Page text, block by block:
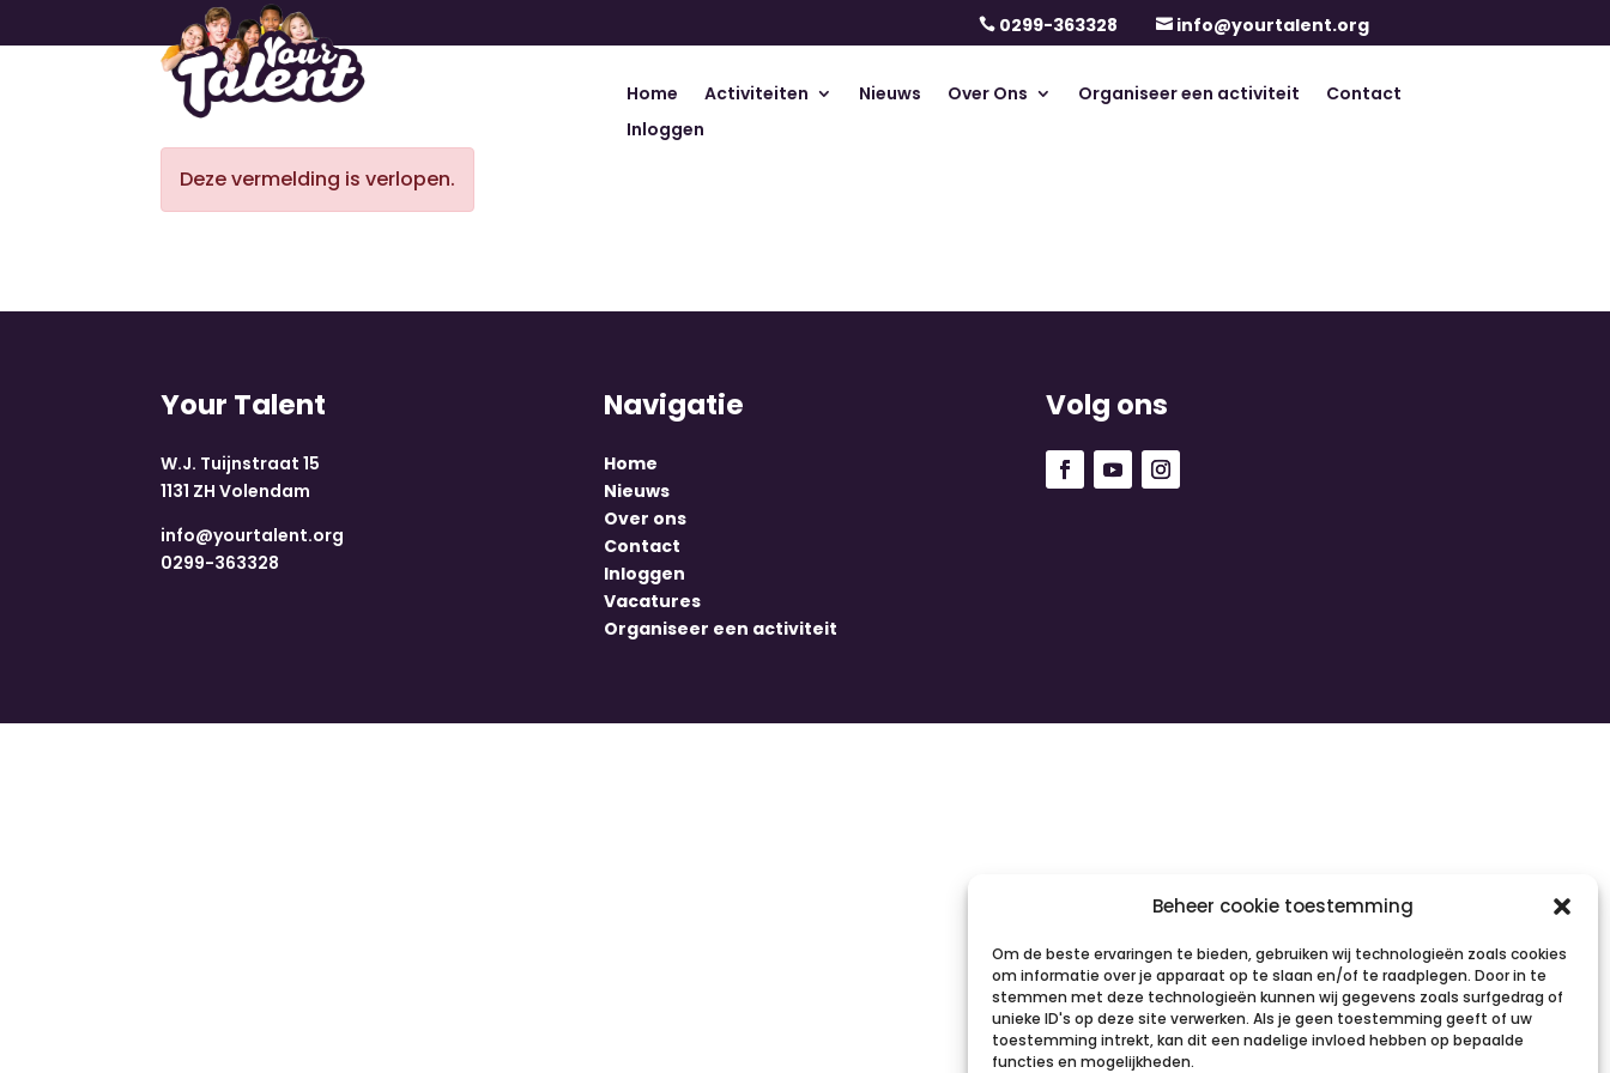
Beheer cookie toestemming
Om de beste ervaringen te bieden, gebruiken wij technologieën zoals cookies
om informatie over je apparaat op te slaan en/of te raadplegen. Door in te
stemmen met deze technologieën kunnen wij gegevens zoals surfgedrag of
unieke ID's op deze site verwerken. Als je geen toestemming geeft of uw
toestemming intrekt, kan dit een nadelige invloed hebben op bepaalde
functies en mogelijkheden.
 0299-363328  info@yourtalent.org
Home Activiteiten Nieuws Over Ons Organiseer een activiteit
Contact
Inloggen
Deze vermelding is verlopen.
Your Talent
W.J. Tuijnstraat 15
1131 ZH Volendam
info@yourtalent.org
0299-363328
Navigatie
Home
Nieuws
Over ons
Contact
Inloggen
Vacatures
Organiseer een activiteit
Volg ons